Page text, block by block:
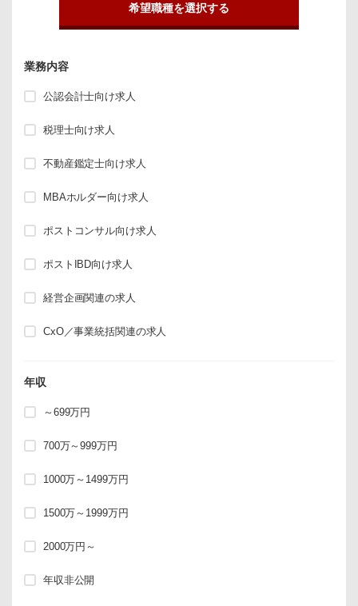
希望職種を選択する
業務内容
公認会計士向け求人
税理士向け求人
不動産鑑定士向け求人
MBAホルダー向け求人
ポストコンサル向け求人
ポストIBD向け求人
経営企画関連の求人
CxO／事業統括関連の求人
年収
～699万円
700万～999万円
1000万～1499万円
1500万～1999万円
2000万円～
年収非公開